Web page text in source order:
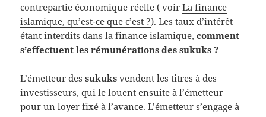
contrepartie économique réelle ( voirLa finance
islamique, qu’est-ce que c’est ?). Les taux d’intérêt
étant interdits dans la finance islamique,comment
s’effectuent les rémunérations des sukuks ?
L’émetteur dessukuks vendent les titres à des
investisseurs, qui le louent ensuite à l’émetteur
pour un loyer fixé à l’avance. L’émetteur s’engage à